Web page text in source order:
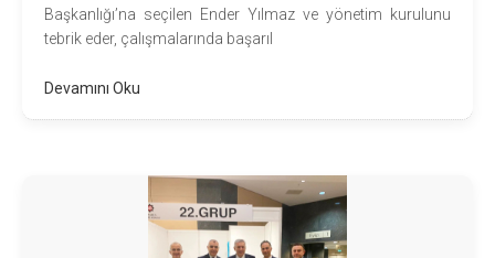
Başkanlığı’na seçilen Ender Yılmaz ve yönetim kurulunu
tebrik eder, çalışmalarında başarıl
Devamını Oku